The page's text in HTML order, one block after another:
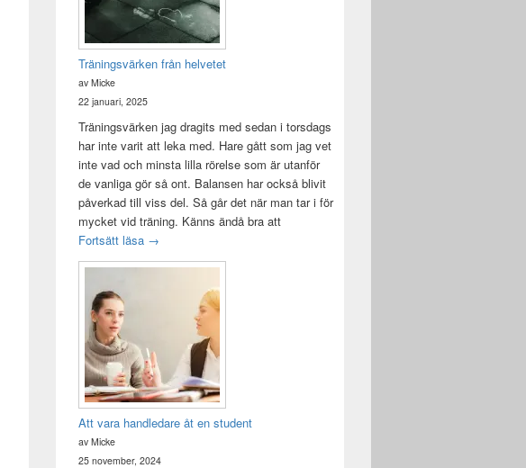
Träningsvärken från helvetet
av Micke
22 januari, 2025
Träningsvärken jag dragits med sedan i torsdags
har inte varit att leka med. Hare gått som jag vet
inte vad och minsta lilla rörelse som är utanför
de vanliga gör så ont. Balansen har också blivit
påverkad till viss del. Så går det när man tar i för
mycket vid träning. Känns ändå bra att
Fortsätt läsa Träningsvärken från helvetet
→
Att vara handledare åt en student
av Micke
25 november, 2024